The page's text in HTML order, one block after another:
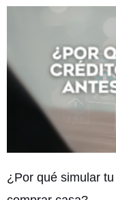
¿Por qué simular